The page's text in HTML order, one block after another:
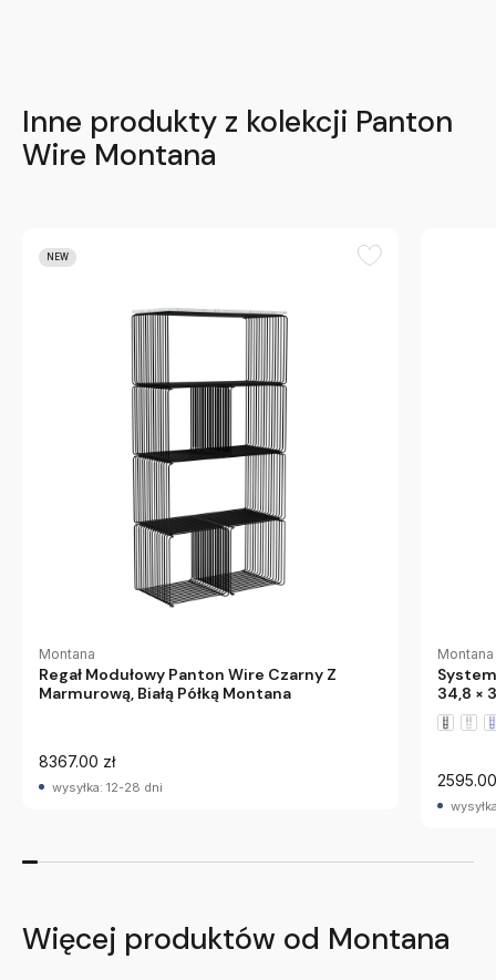
Inne produkty z kolekcji Panton
Wire Montana
NEW
Montana
Regał Modułowy Panton Wire Czarny Z
Marmurową, Białą Półką Montana
8367.00 zł
wysyłka: 12-28 dni
Montana
34,8 ×
Więcej produktów od Montana